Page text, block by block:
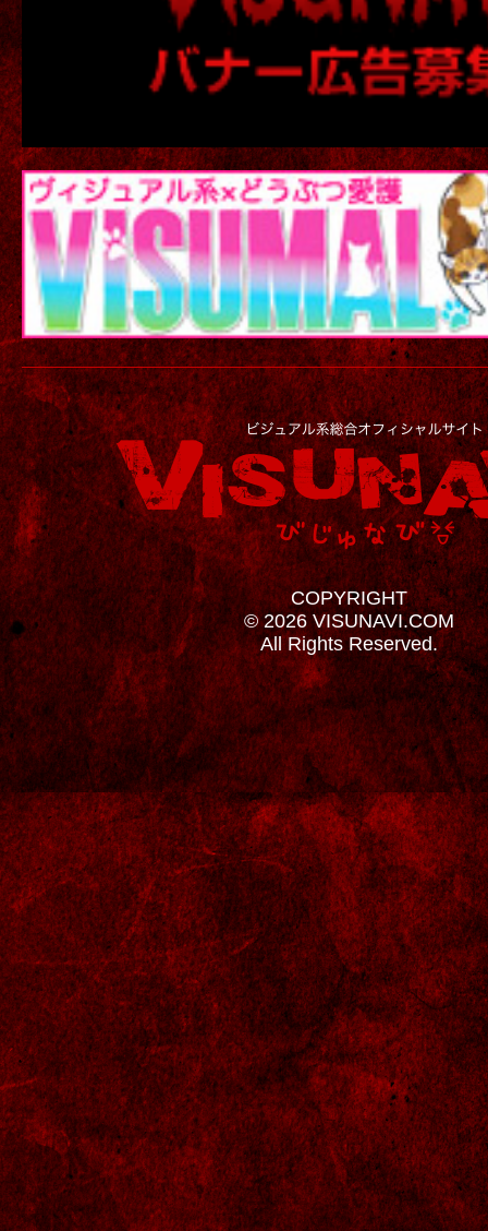
COPYRIGHT
© 2026 VISUNAVI.COM
All Rights Reserved.